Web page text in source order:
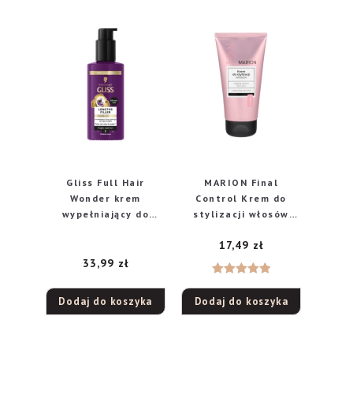
Gliss Full Hair
Wonder krem
wypełniający do
33,99 zł
Dodaj do koszyka
MARION Final
Control Krem do
stylizacji włosów
5.00na 5
17,49 zł
Dodaj do koszyka